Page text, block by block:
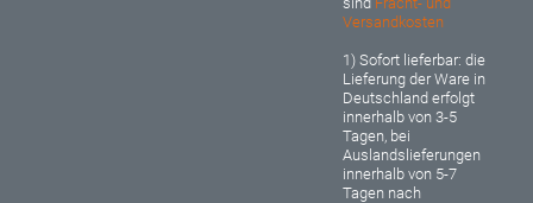
Versandkosten
1) Sofort lieferbar: die
Lieferung der Ware in
Deutschland erfolgt
innerhalb von 3-5
Tagen, bei
Auslandslieferungen
innerhalb von 5-7
Tagen nach